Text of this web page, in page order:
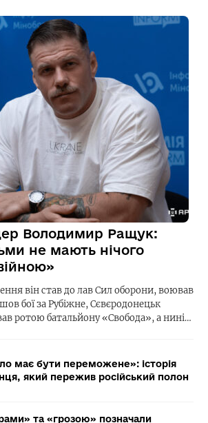
Володимир Ращук:
не мають нічого
він став до лав Сил оборони, воював
бої за Рубіжне, Сєвєродонецьк
ротою батальйону «Свобода», а нині…
має бути переможене»: історія
який пережив російський полон
та «грозою» позначали